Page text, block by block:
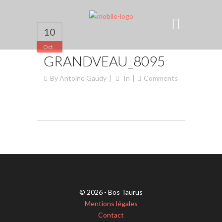
10
Oct
GRANDVEAU_8095
ByAntoine Gaudy In Comments
© 2026 - Bos Taurus
Mentions légales
Contact